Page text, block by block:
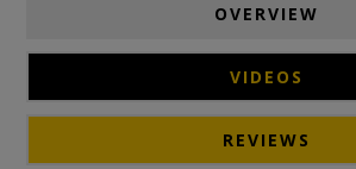
OVERVIEW
VIDEOS
REVIEWS